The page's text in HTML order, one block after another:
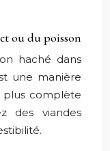
ou du poisson
haché dans
une manière
complète
des viandes